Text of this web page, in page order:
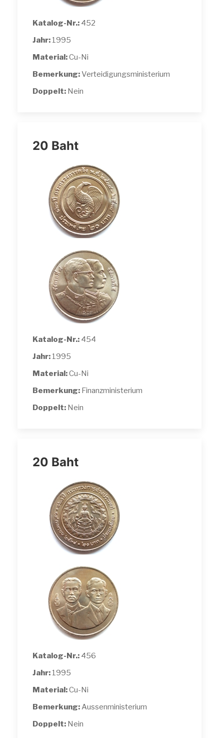
Katalog-Nr.: 452
Jahr: 1995
Material:Cu-Ni
Bemerkung:Verteidigungsministerium
Doppelt: Nein
20 Baht
Katalog-Nr.: 454
Jahr: 1995
Material:Cu-Ni
Bemerkung: Finanzministerium
Doppelt: Nein
20 Baht
Katalog-Nr.: 456
Jahr: 1995
Material:Cu-Ni
Bemerkung:Aussenministerium
Doppelt: Nein